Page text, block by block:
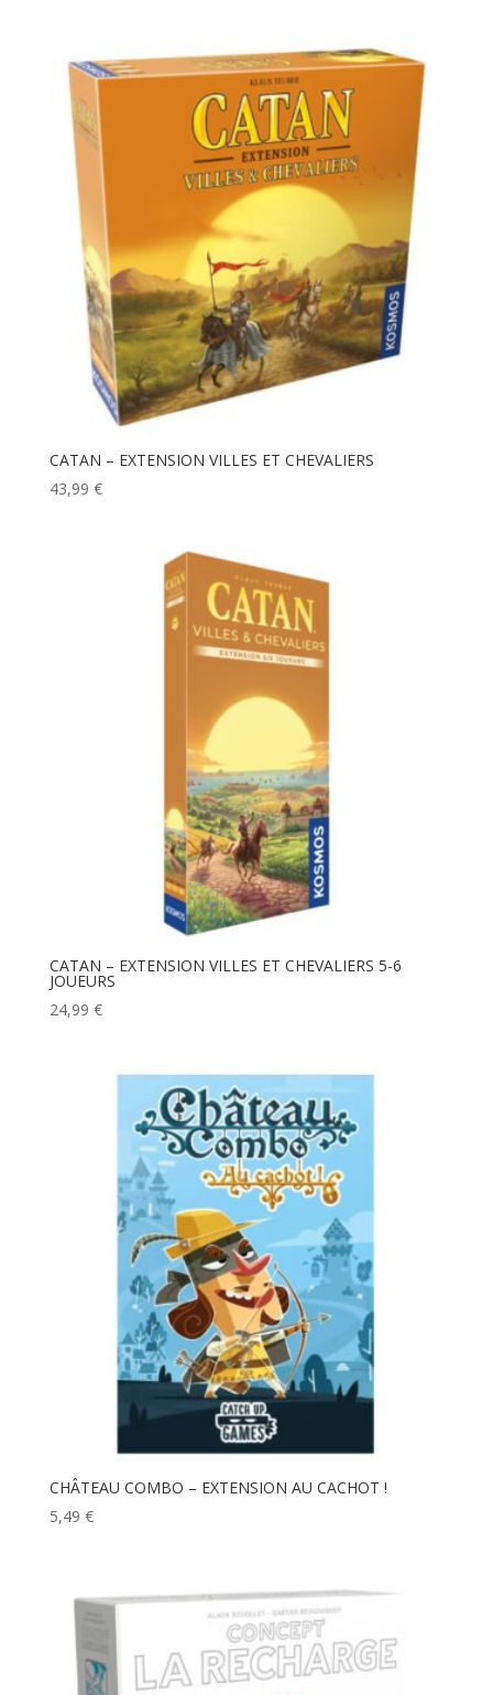
CATAN – EXTENSION VILLES ET CHEVALIERS
43,99 €
CATAN – EXTENSION VILLES ET CHEVALIERS 5-6
JOUEURS
24,99 €
CHÂTEAU COMBO – EXTENSION AU CACHOT !
5,49 €